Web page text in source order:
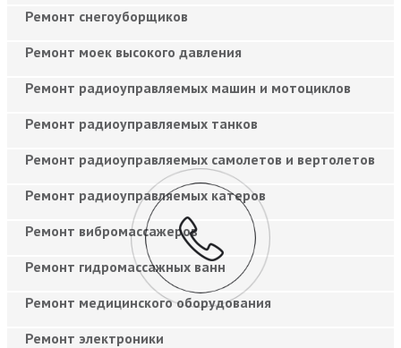
Ремонт снегоуборщиков
Ремонт моек высокого давления
Ремонт радиоуправляемых машин и мотоциклов
Ремонт радиоуправляемых танков
Ремонт радиоуправляемых самолетов и вертолетов
Ремонт радиоуправляемых катеров
Ремонт вибромассажеров
Ремонт гидромассажных ванн
Ремонт медицинского оборудования
Ремонт электроники